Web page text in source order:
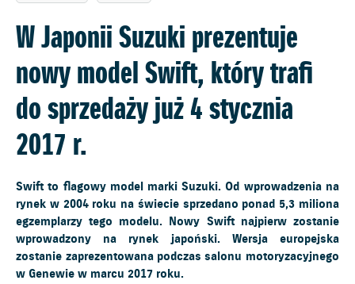
W Japonii Suzuki prezentuje
nowy model Swift, który trafi
do sprzedaży już 4 stycznia
2017 r.
Swift to flagowy model marki Suzuki. Od wprowadzenia na
rynek w 2004 roku na świecie sprzedano ponad 5,3 miliona
egzemplarzy tego modelu. Nowy Swift najpierw zostanie
wprowadzony na rynek japoński. Wersja europejska
zostanie zaprezentowana podczas salonu motoryzacyjnego
w Genewie w marcu 2017 roku.